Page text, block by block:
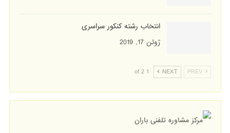
انتخاب رشته کنکور سراسری
ژوئن 17, 2019
PREV
NEXT
1 of 2